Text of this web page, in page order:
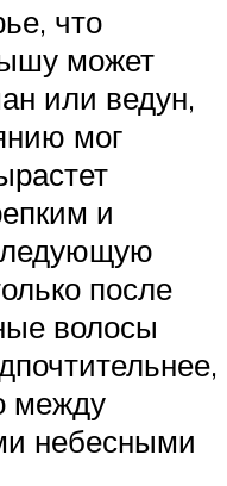
что
может
или ведун,
мог
и
после
волосы
между
небесными